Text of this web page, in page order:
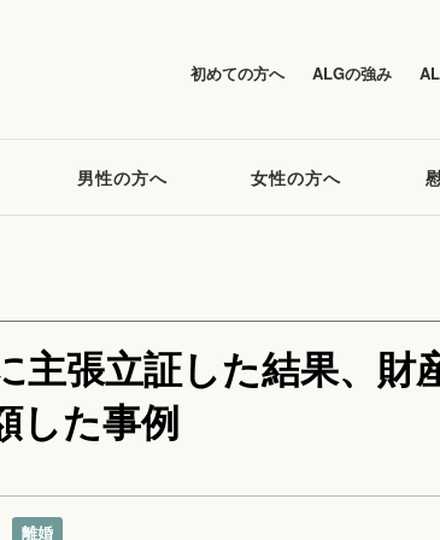
初めての方へ ALGの強み
男性の方へ 女性の方へ
主張立証した結果、財
した事例
離婚